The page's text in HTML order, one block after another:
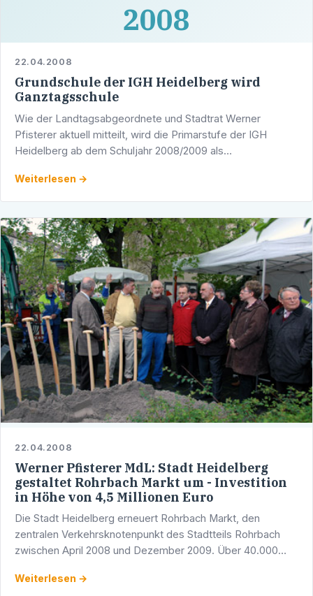
2008
22.04.2008
Grundschule der IGH Heidelberg wird
Ganztagsschule
Wie der Landtagsabgeordnete und Stadtrat Werner
Pfisterer aktuell mitteilt, wird die Primarstufe der IGH
Heidelberg ab dem Schuljahr 2008/2009 als
zufrieden über …
Weiterlesen →
22.04.2008
Werner Pfisterer MdL: Stadt Heidelberg
gestaltet Rohrbach Markt um - Investition
in Höhe von 4,5 Millionen Euro
Die Stadt Heidelberg erneuert Rohrbach Markt, den
zentralen Verkehrsknotenpunkt des Stadtteils Rohrbach
zwischen April 2008 und Dezember 2009. Über 40.000
Weiterlesen →